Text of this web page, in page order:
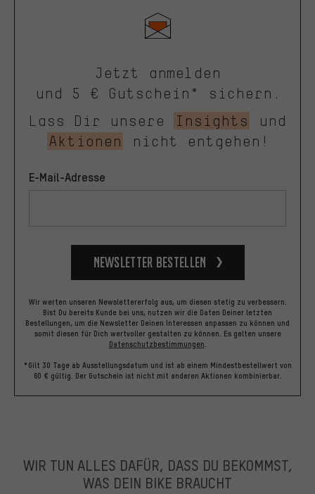
Jetzt anmelden
und 5 € Gutschein* sichern.
Lass Dir unsere
Insights
und
Aktionen
nicht entgehen!
E-Mail-Adresse
Newsletter bestellen
Wir werten unseren Newslettererfolg aus, um diesen stetig zu verbessern.
Bist Du bereits Kunde bei uns, nutzen wir die Daten Deiner letzten
Bestellungen, um die Newsletter Deinen Interessen anpassen zu können und
somit diesen für Dich wertvoller gestalten zu können. Es gelten unsere
Datenschutzbestimmungen.
*Gilt 30 Tage ab Ausstellungsdatum und ist ab einem Mindestbestellwert von
60 € gültig. Der Gutschein ist nicht mit anderen Aktionen kombinierbar.
WIR TUN ALLES DAFÜR, DASS DU BEKOMMST,
WAS DEIN BIKE BRAUCHT